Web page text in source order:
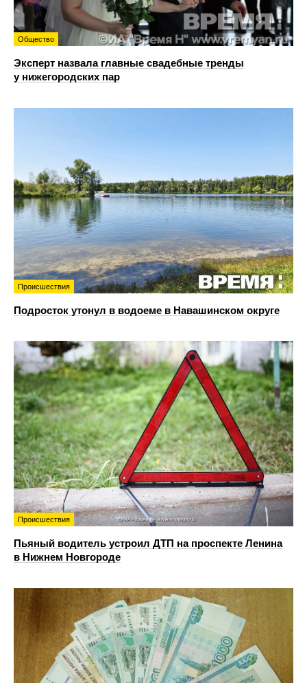
Общество
Эксперт назвала главные свадебные тренды
у нижегородских пар
Происшествия
Подросток утонул в водоеме в Навашинском округе
Происшествия
Пьяный водитель устроил ДТП на проспекте Ленина
в Нижнем Новгороде